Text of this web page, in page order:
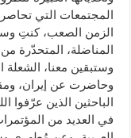
المجتمعات التي
الزمن الصعب، كنتِ
المناضلة، المتحدّرة
وستبقين معنا،
وحاضرت عن إيران،
الباحثين الذين عرّفوا
في العديد من